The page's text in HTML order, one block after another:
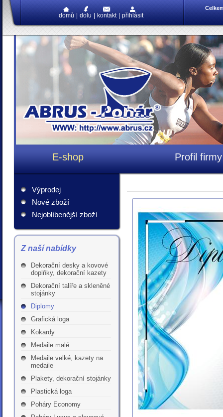
domů dolu kontakt přihlásit
E-shop Profil firmy
Výprodej
Nové zboží
Nejoblíbenější zboží
Z naší nabídky
Dekorační desky a kovové
doplňky, dekorační kazety
Dekorační talíře a skleněné
stojánky
Diplomy
Grafická loga
Kokardy
Medaile malé
Medaile velké, kazety na
medaile
Plakety, dekorační stojánky
Plastická loga
Poháry Economy